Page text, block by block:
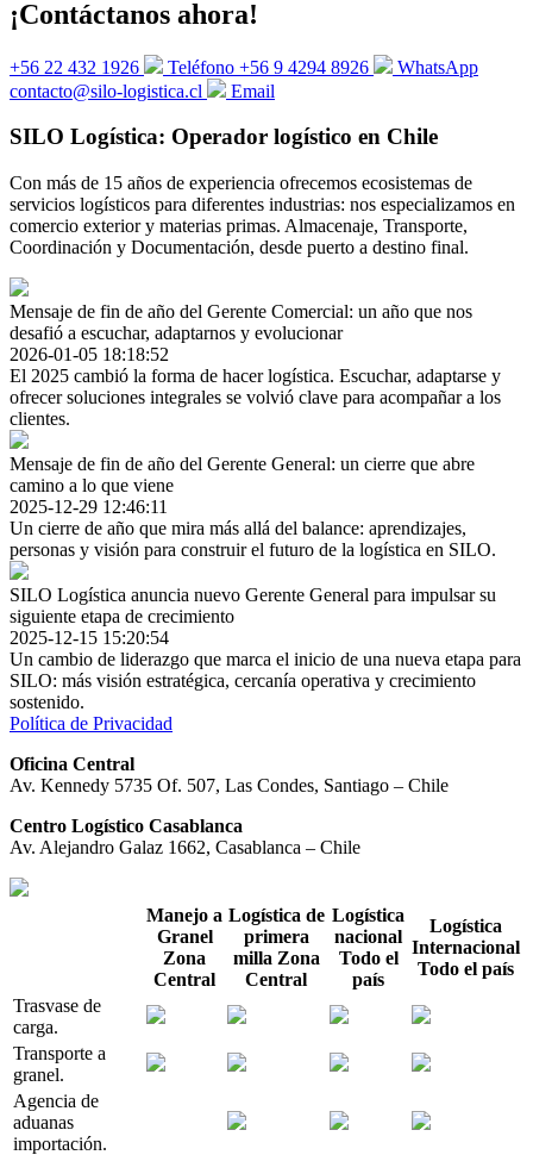
¡Contáctanos ahora!
+56 22 432 1926 Teléfono +56 9 4294 8926
WhatsApp
contacto@silo-logistica.cl
Email
SILO Logística: Operador logístico en Chile
Con más de 15 años de experiencia ofrecemos ecosistemas de
servicios logísticos para diferentes industrias: nos especializamos en
comercio exterior y materias primas. Almacenaje, Transporte,
Coordinación y Documentación, desde puerto a destino final.
Mensaje de fin de año del Gerente Comercial: un año que nos
desafió a escuchar, adaptarnos y evolucionar
2026-01-05 18:18:52
El 2025 cambió la forma de hacer logística. Escuchar, adaptarse y
ofrecer soluciones integrales se volvió clave para acompañar a los
clientes.
Mensaje de fin de año del Gerente General: un cierre que abre
camino a lo que viene
2025-12-29 12:46:11
Un cierre de año que mira más allá del balance: aprendizajes,
personas y visión para construir el futuro de la logística en SILO.
SILO Logística anuncia nuevo Gerente General para impulsar su
siguiente etapa de crecimiento
2025-12-15 15:20:54
Un cambio de liderazgo que marca el inicio de una nueva etapa para
SILO: más visión estratégica, cercanía operativa y crecimiento
sostenido.
Política de Privacidad
Oficina Central
Av. Kennedy 5735 Of. 507, Las Condes, Santiago – Chile
Centro Logístico Casablanca
Av. Alejandro Galaz 1662, Casablanca – Chile
Manejo a
Granel
Zona
Central
Logística de
primera
milla Zona
Central
Logística
nacional
Todo el
país
Logística
Internacional
Todo el país
Trasvase de
carga.
Transporte a
granel.
Agencia de
aduanas
importación.